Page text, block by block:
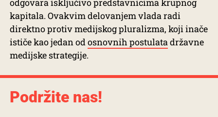
odgovara isključivo predstavnicima krupnog
kapitala. Ovakvim delovanjem vlada radi
direktno protiv medijskog pluralizma, koji inače
ističe kao jedan odosnovnih postulatadržavne
medijske strategije.
Podržite nas!